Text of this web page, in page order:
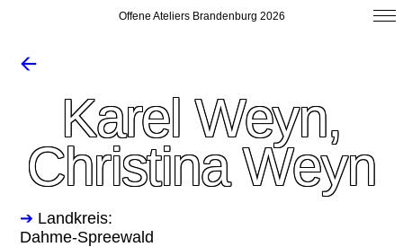
Offene Ateliers Brandenburg 2026
🡨
Karel Weyn,
Christina Weyn
➔ Landkreis:
Dahme-Spreewald